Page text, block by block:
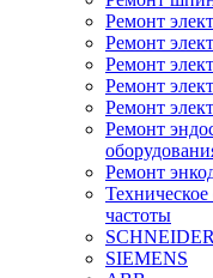
Ремонт
Ремонт
Ремонт
Ремонт
Ремонт
Ремонт
Ремонт
частоты
SIEMENS